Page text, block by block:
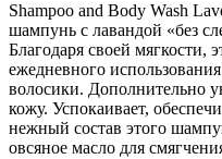
Shampoo and Body Wash
шампунь с лавандой «без
Благодаря своей мягкости,
ежедневного
волосики. Дополнительно
кожу. Успокаивает,
нежный состав этого
овсяное масло для